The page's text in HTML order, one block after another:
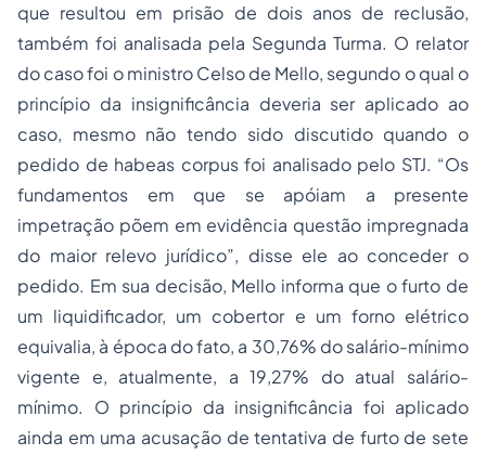
que resultou em prisão de dois anos de reclusão,
também foi analisada pela Segunda Turma. O relator
do caso foi o ministro Celso de Mello, segundo o qual o
princípio da insignificância deveria ser aplicado ao
caso, mesmo não tendo sido discutido quando o
pedido de habeas corpus foi analisado pelo STJ. “Os
fundamentos em que se apóiam a presente
impetração põem em evidência questão impregnada
do maior relevo jurídico”, disse ele ao conceder o
pedido. Em sua decisão, Mello informa que o furto de
um liquidificador, um cobertor e um forno elétrico
equivalia, à época do fato, a 30,76% do salário-mínimo
vigente e, atualmente, a 19,27% do atual salário-
mínimo. O princípio da insignificância foi aplicado
ainda em uma acusação de tentativa de furto de sete